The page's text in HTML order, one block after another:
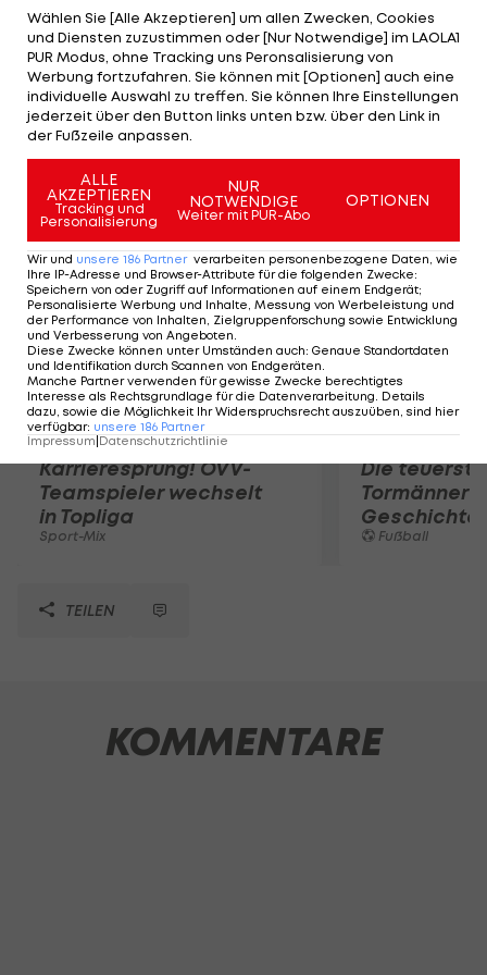
wobei eine genaue Zielsetzung noch schwer fällt.
"Ich kenne die INL nicht, es ist absolutes Neuland
für mich. Die genauen Ziele kann ich erst dann
definieren, wenn die Mannschaft steht und die
ersten Spiele und Trainings absolviert sind", so der
neue Head Coach.
Mehr zum Thema
Karrieresprung! ÖVV-
Teamspieler wechselt
in Topliga
Sport-Mix
Die
Tormänner
Geschichte
Fußball
TEILEN
KOMMENTARE
Wählen Sie [Alle Akzeptieren] um allen Zwecken, Cookies
und Diensten zuzustimmen oder [Nur Notwendige] im LAOLA1
PUR Modus, ohne Tracking uns Peronsalisierung von
Werbung fortzufahren. Sie können mit [Optionen] auch eine
individuelle Auswahl zu treffen. Sie können Ihre Einstellungen
jederzeit über den Button links unten bzw. über den Link in
der Fußzeile anpassen.
ALLE
AKZEPTIEREN
Tracking und
Personalisierung
NUR
NOTWENDIGE
Weiter mit PUR-Abo
OPTIONEN
Wir und unsere 186 Partner verarbeiten personenbezogene Daten, wie
Ihre IP-Adresse und Browser-Attribute für die folgenden Zwecke:
Speichern von oder Zugriff auf Informationen auf einem Endgerät;
Personalisierte Werbung und Inhalte, Messung von Werbeleistung und
der Performance von Inhalten, Zielgruppenforschung sowie Entwicklung
und Verbesserung von Angeboten.
Diese Zwecke können unter Umständen auch: Genaue Standortdaten
und Identifikation durch Scannen von Endgeräten.
Manche Partner verwenden für gewisse Zwecke berechtigtes
Interesse als Rechtsgrundlage für die Datenverarbeitung. Details
dazu, sowie die Möglichkeit Ihr Widerspruchsrecht auszuüben, sind hier
verfügbar: unsere 186 Partner
Impressum Datenschutzrichtlinie